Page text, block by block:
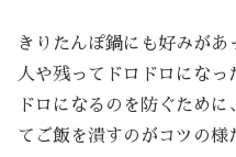
きりたんぽ鍋にも好みが
人や残ってドロドロになっ
ドロになるのを防ぐため
てご飯を潰すのがコツの様